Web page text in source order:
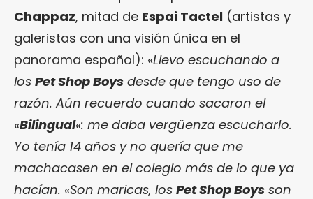
Chappaz, mitad de Espai Tactel (artistas y
galeristas con una visión única en el
panorama español): «Llevo escuchando a
los Pet Shop Boys desde que tengo uso de
razón. Aún recuerdo cuando sacaron el
«Bilingual«: me daba vergüenza escucharlo.
Yo tenía 14 años y no quería que me
machacasen en el colegio más de lo que ya
hacían. «Son maricas, los Pet Shop Boys son